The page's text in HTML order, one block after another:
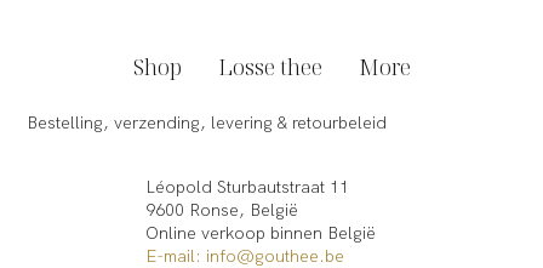
Shop Losse thee More
Bestelling, verzending, levering & retourbeleid
Léopold Sturbautstraat 11
9600 Ronse, België
Online verkoop binnen België​
E-mail: info@gouthee.be